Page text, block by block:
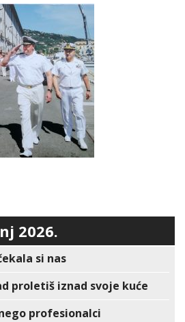
2026.
si nas
proletiš iznad svoje kuće
profesionalci